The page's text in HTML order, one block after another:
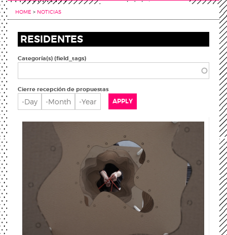
HOME > NOTICIAS
RESIDENTES
Categoría(s) (field_tags)
Cierre recepción de propuestas
Cierre recepción de propuestas
Day Month Year
APPLY